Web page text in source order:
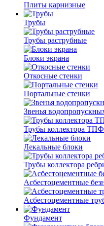
Плиты карнизные
Трубы
Трубы раструбные
Блоки экрана
Откосные стенки
Портальные стенки
Звенья
Трубы коллектора
Лекальные блоки
Трубы коллектора
Асбестоцементные
Асбестоцементные
Фундамент